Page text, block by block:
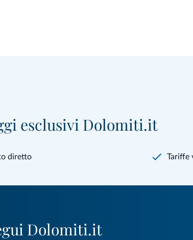
esclusivi Dolomiti.it
diretto Tariffe
Dolomiti.it